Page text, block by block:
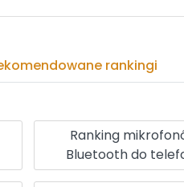
rankingi
Ranking
Bluetooth do